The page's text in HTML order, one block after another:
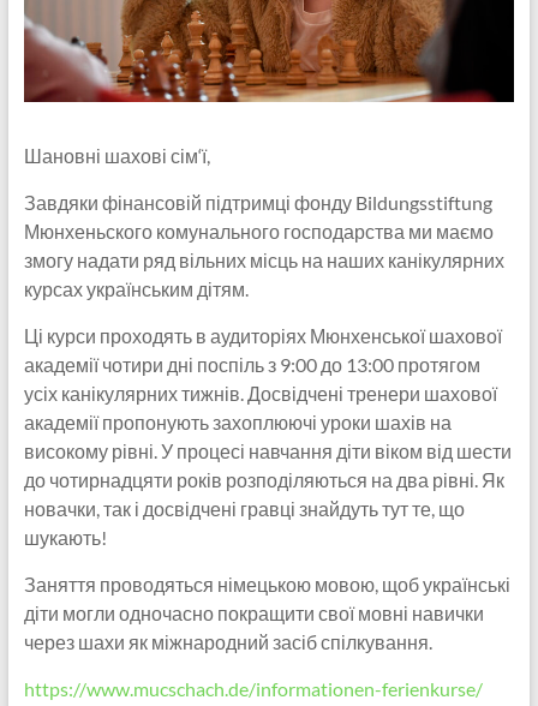
Шановні шахові сім‘ї,
Завдяки фінансовій підтримці фонду Bildungsstiftung
Мюнхеньского комунального господарства ми маємо
змогу надати ряд вільних місць на наших канікулярних
курсах українським дітям.
Ці курси проходять в аудиторіях Мюнхенської шахової
академії чотири дні поспіль з 9:00 до 13:00 протягом
усіх канікулярних тижнів. Досвідчені тренери шахової
академії пропонують захоплюючі уроки шахів на
високому рівні. У процесі навчання діти віком від шести
до чотирнадцяти років розподіляються на два рівні. Як
новачки, так і досвідчені гравці знайдуть тут те, що
шукають!
Заняття проводяться німецькою мовою, щоб українські
діти могли одночасно покращити свої мовні навички
через шахи як міжнародний засіб спілкування.
https://www.mucschach.de/informationen-ferienkurse/